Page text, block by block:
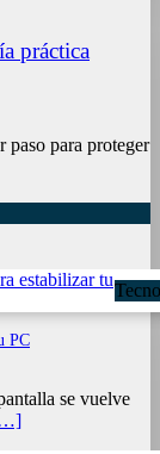
práctica
paso para proteger
PC
se vuelve